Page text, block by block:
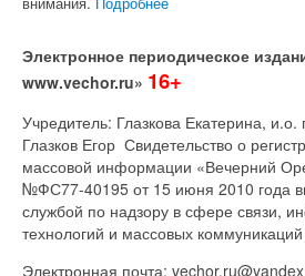
Электронное периодическое
www.vechor.ru» 16+
Учредитель: Глазкова Екатерина, и.о.
Глазков Егор Свидетельство о
массовой информации «Вечерний
№ФС77-40195 от 15 июня 2010 года
службой по надзору в сфере связи,
технологий и массовых
Электронная почта: